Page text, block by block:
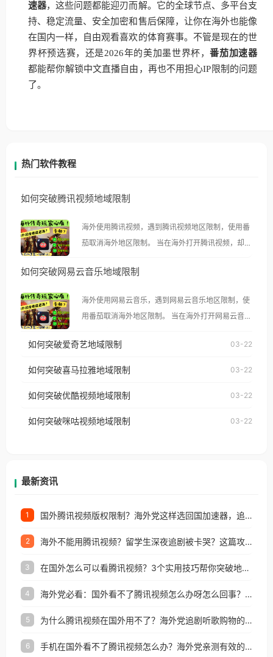
速器，这些问题都能迎刃而解。它的全球节点、多平台支
持、稳定流量、安全加密和售后保障，让你在海外也能像
在国内一样，自由观看喜欢的体育赛事。不管是现在的世
界杯预选赛，还是2026年的美加墨世界杯，番茄加速器
都能帮你解锁中文直播自由，再也不用担心IP限制的问题
了。
热门软件教程
如何突破腾讯视频地域限制
海外使用腾讯视频，遇到腾讯视频地区限制，使用番
茄取消海外地区限制。 当在海外打开腾讯视频，却突
示语。 海外用户如香港、澳门、台湾、美国、加拿
像其他音乐平台一样，出现地区及版权限制问题，且
仅能在中国大陆地区播放。 遇到这个问题的朋友们，
使用番茄回国加速器，即可解决「海外用户收听腾讯
台湾、美国、加拿大、澳大利亚、欧洲等国家和地区
权限制所困扰。
如何突破网易云音乐地域限制
海外使用网易云音乐，遇到网易云音乐地区限制，使
用番茄取消海外地区限制。 当在海外打开网易云音
播放”的提示语。 海外用户如香港、澳门、台湾、美
国、加拿大、澳大利亚、欧洲等国家和地区时，网易
制问题，且仅能在中国大陆地区播放。 遇到这个问题
户收听网易云音乐地区版权限制」的问题，无论人在
如何突破爱奇艺地域限制 03-22
如何突破喜马拉雅地域限制 03-22
如何突破优酷视频地域限制 03-22
如何突破咪咕视频地域限制 03-22
最新资讯
1 国外腾讯视频版权限制？海外党这样选回国加速器，追剧听歌办事全搞定
2 海外不能用腾讯视频？留学生深夜追剧被卡哭？这篇攻略帮你一键回国看剧听歌
3 在国外怎么可以看腾讯视频？3个实用技巧帮你突破地域限制（附避坑指南）
4 海外党必看：国外看不了腾讯视频怎么办呀怎么回事？3步解决地区限制
5 为什么腾讯视频在国外用不了？海外党追剧听歌购物的终极解决方案
6 手机在国外看不了腾讯视频怎么办？海外党亲测有效的追剧自由指南